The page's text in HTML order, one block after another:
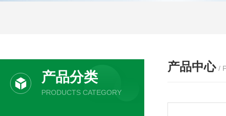
产品中心 /
产品分类
PRODUCTS CATEGORY